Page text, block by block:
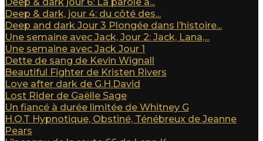
Deep & dark, jour 4: du côté des...
Deep and dark Jour 3 Plongée dans l’histoire...
Une semaine avec Jack, Jour 2: Jack, Lana,...
Une semaine avec Jack Jour 1
Dette de sang de Kevin Wignall
Beautiful Fighter de Kristen Rivers
Love after dark de G.H.David
Lost Rider de Gaëlle Sage
Un fiancé à durée limitée de Whitney G
H.O.T Hypnotique, Obstiné, Ténébreux de Jeanne
Pears